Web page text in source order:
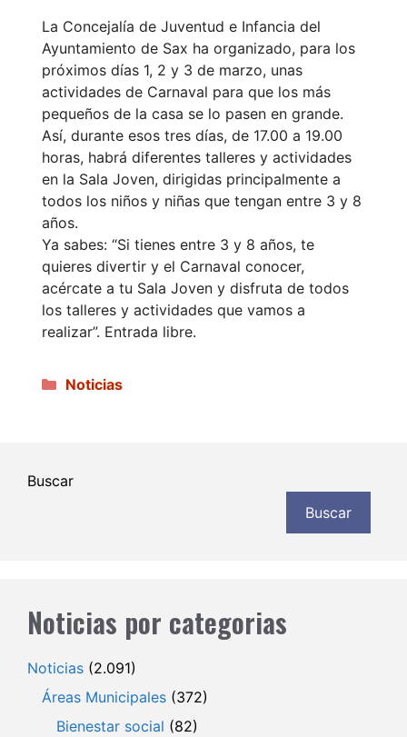
La Concejalía de Juventud e Infancia del
Ayuntamiento de Sax ha organizado, para los
próximos días 1, 2 y 3 de marzo, unas
actividades de Carnaval para que los más
pequeños de la casa se lo pasen en grande.
Así, durante esos tres días, de 17.00 a 19.00
horas, habrá diferentes talleres y actividades
en la Sala Joven, dirigidas principalmente a
todos los niños y niñas que tengan entre 3 y 8
años.
Ya sabes: “Si tienes entre 3 y 8 años, te
quieres divertir y el Carnaval conocer,
acércate a tu Sala Joven y disfruta de todos
los talleres y actividades que vamos a
realizar”. Entrada libre.
Categorías
Noticias
Buscar
Buscar
Noticias por categorias
Noticias (2.091)
Áreas Municipales (372)
Bienestar social (82)